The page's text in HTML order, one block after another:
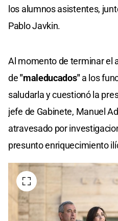
los alumnos asistentes,
Pablo Javkin.
Al momento de terminar el
de"maleducados"a los
saludarla y cuestionó la
jefe de Gabinete, Manuel
atravesado por
presunto enriquecimiento